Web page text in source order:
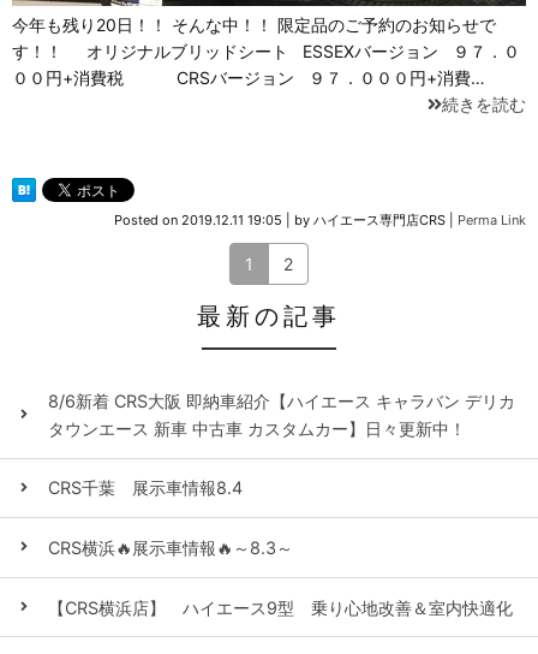
今年も残り20日！！ そんな中！！ 限定品のご予約のお知らせで
す！！ オリジナルブリッドシート ESSEXバージョン ９７．０
００円+消費税 CRSバージョン ９７．０００円+消費…
続きを読む
Posted on 2019.12.11 19:05 by ハイエース専門店CRS Perma Link
1 2
最新の記事
8/6新着 CRS大阪 即納車紹介【ハイエース キャラバン デリカ
タウンエース 新車 中古車 カスタムカー】日々更新中！
CRS千葉 展示車情報8.4
CRS横浜🔥展示車情報🔥～8.3～
【CRS横浜店】 ハイエース9型 乗り心地改善＆室内快適化